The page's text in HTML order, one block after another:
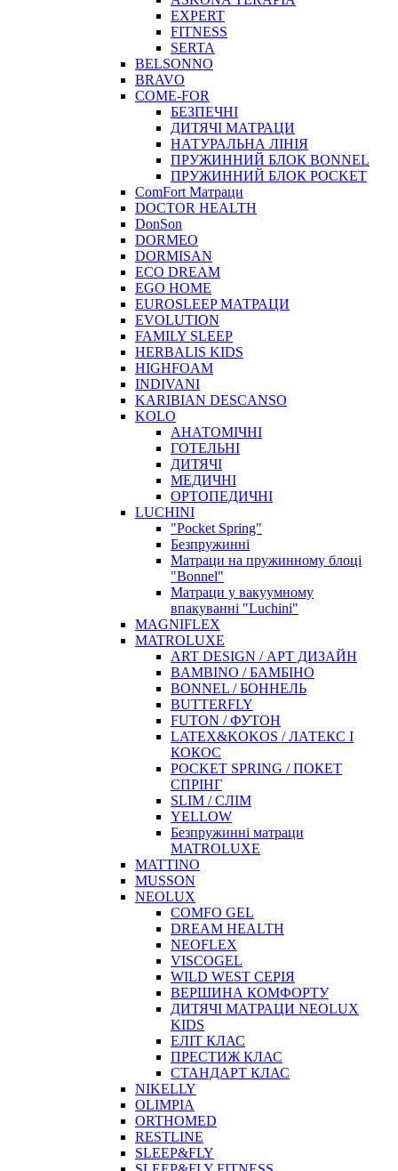
EXPERT
FITNESS
SERTA
BELSONNO
BRAVO
COME-FOR
БЕЗПЕЧНІ
ДИТЯЧІ МАТРАЦИ
НАТУРАЛЬНА ЛІНІЯ
ПРУЖИННИЙ БЛОК BONNEL
ПРУЖИННИЙ БЛОК POCKET
ComFort Матраци
DOCTOR HEALTH
DonSon
DORMEO
DORMISAN
ECO DREAM
EGO HOME
EUROSLEEP МАТРАЦИ
EVOLUTION
FAMILY SLEEP
HERBALIS KIDS
HIGHFOAM
INDIVANI
KARIBIAN DESCANSO
KOLO
АНАТОМІЧНІ
ГОТЕЛЬНІ
ДИТЯЧІ
МЕДИЧНІ
ОРТОПЕДИЧНІ
LUCHINI
"Pocket Spring"
Безпружинні
Матраци на пружинному блоці
"Bonnel"
Матраци у вакуумному
впакуванні "Luchini"
MAGNIFLEX
MATROLUXE
ART DESIGN / АРТ ДИЗАЙН
BAMBINO / БАМБІНО
BONNEL / БОННЕЛЬ
BUTTERFLY
FUTON / ФУТОН
LATEX&KOKOS / ЛАТЕКС І
КОКОС
POCKET SPRING / ПОКЕТ
СПРІНГ
SLIM / СЛІМ
YELLOW
Безпружинні матраци
MATROLUXE
MATTINO
MUSSON
NEOLUX
COMFO GEL
DREAM HEALTH
NEOFLEX
VISCOGEL
WILD WEST СЕРІЯ
ВЕРШИНА КОМФОРТУ
ДИТЯЧІ МАТРАЦИ NEOLUX
KIDS
ЕЛІТ КЛАС
ПРЕСТИЖ КЛАС
СТАНДАРТ КЛАС
NIKELLY
OLIMPIA
ORTHOMED
RESTLINE
SLEEP&FLY